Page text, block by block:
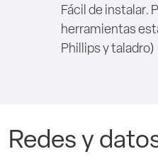
Fácil de instalar.
herramientas
Phillips y taladro)
Redes y